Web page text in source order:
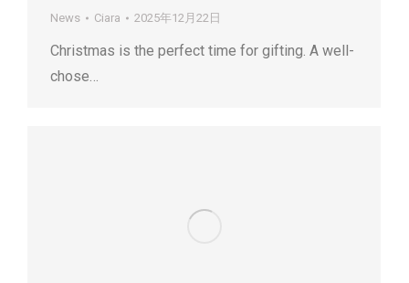
News Ciara 2025年12月22日
Christmas is the perfect time for gifting. A well-
chose…